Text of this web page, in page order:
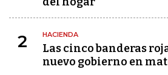
2 HACIENDA
Las cinco banderas
nuevo gobierno en